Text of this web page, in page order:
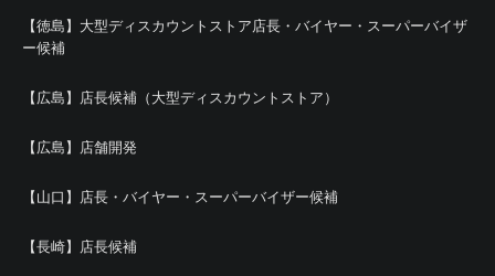
【徳島】大型ディスカウントストア店長・バイヤー・スーパーバイザ
ー候補
【広島】店長候補（大型ディスカウントストア）
【広島】店舗開発
【山口】店長・バイヤー・スーパーバイザー候補
【長崎】店長候補